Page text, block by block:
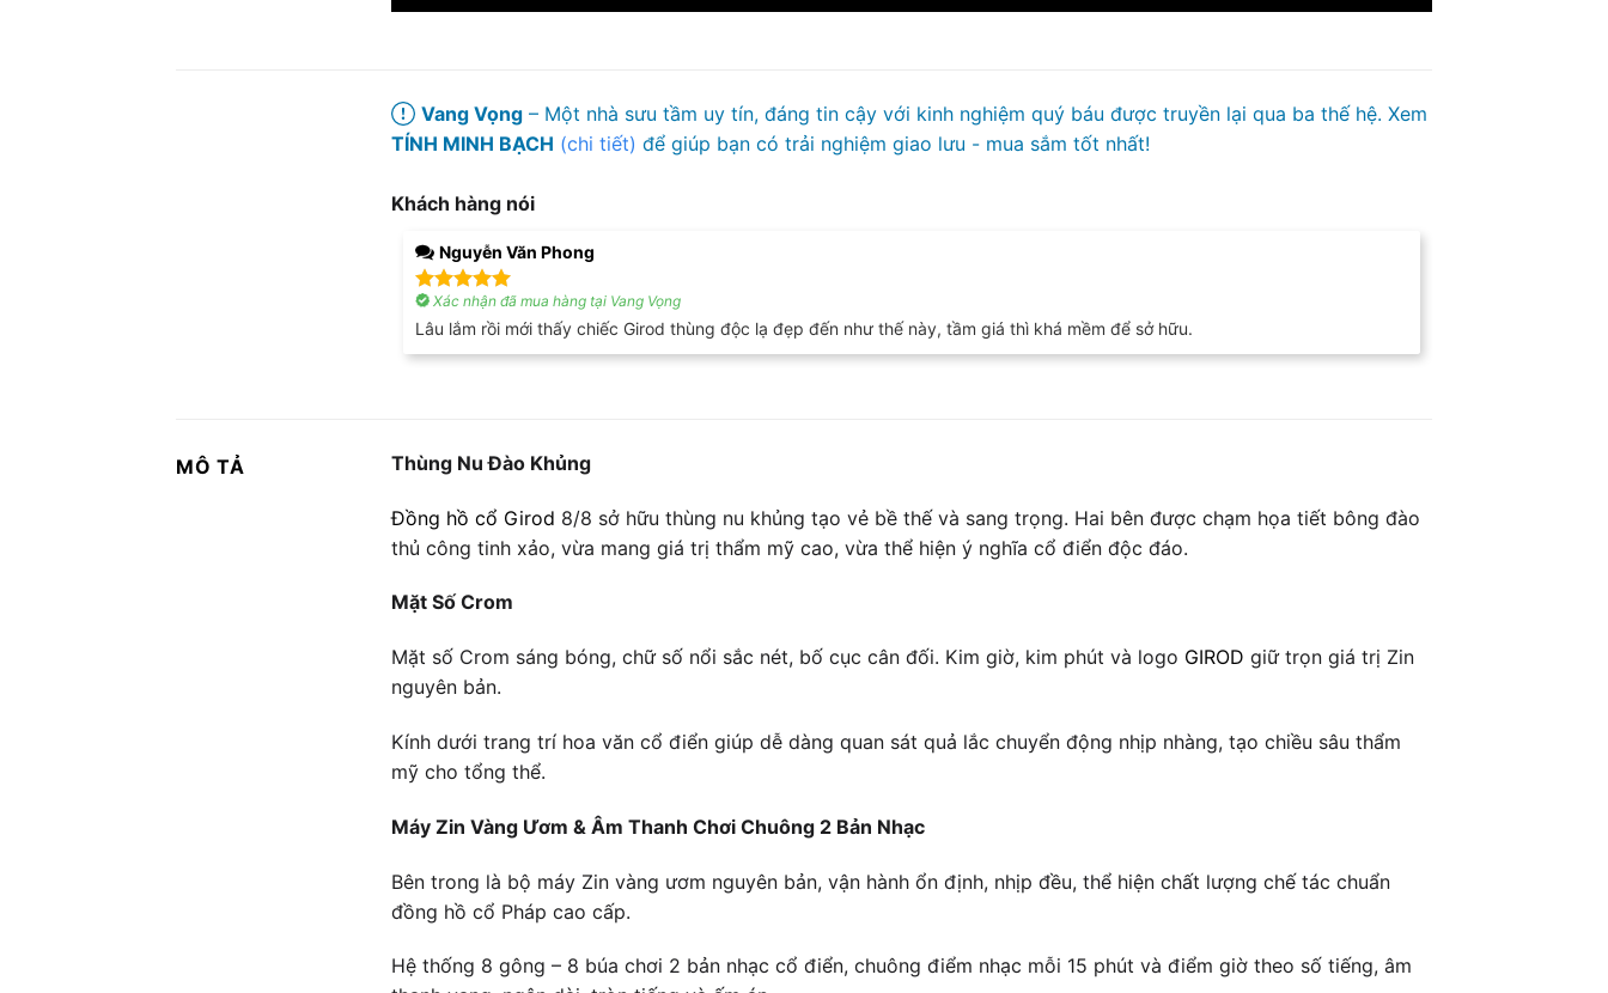
Vang Vọng – Một nhà sưu tầm uy tín, đáng tin cậy với kinh nghiệm quý báu được truyền lại qua ba thế hệ. Xem
TÍNH MINH BẠCH (chi tiết) để giúp bạn có trải nghiệm giao lưu - mua sắm tốt nhất!
Khách hàng nói
Nguyễn Văn Phong
Được xếp
hạng55
Xác nhận đã mua hàng tại Vang Vọng
Lâu lắm rồi mới thấy chiếc Girod thùng độc lạ đẹp đến như thế này, tầm giá thì khá mềm để sở hữu.
MÔ TẢ Thùng Nu Đào Khủng
Đồng hồ cổ Girod 8/8 sở hữu thùng nu khủng tạo vẻ bề thế và sang trọng. Hai bên được chạm họa tiết bông đào
thủ công tinh xảo, vừa mang giá trị thẩm mỹ cao, vừa thể hiện ý nghĩa cổ điển độc đáo.
Mặt Số Crom
Mặt số Crom sáng bóng, chữ số nổi sắc nét, bố cục cân đối. Kim giờ, kim phút và logo GIROD giữ trọn giá trị Zin
nguyên bản.
Kính dưới trang trí hoa văn cổ điển giúp dễ dàng quan sát quả lắc chuyển động nhịp nhàng, tạo chiều sâu thẩm
mỹ cho tổng thể.
Máy Zin Vàng Ươm & Âm Thanh Chơi Chuông 2 Bản Nhạc
Bên trong là bộ máy Zin vàng ươm nguyên bản, vận hành ổn định, nhịp đều, thể hiện chất lượng chế tác chuẩn
đồng hồ cổ Pháp cao cấp.
Hệ thống 8 gông – 8 búa chơi 2 bản nhạc cổ điển, chuông điểm nhạc mỗi 15 phút và điểm giờ theo số tiếng, âm